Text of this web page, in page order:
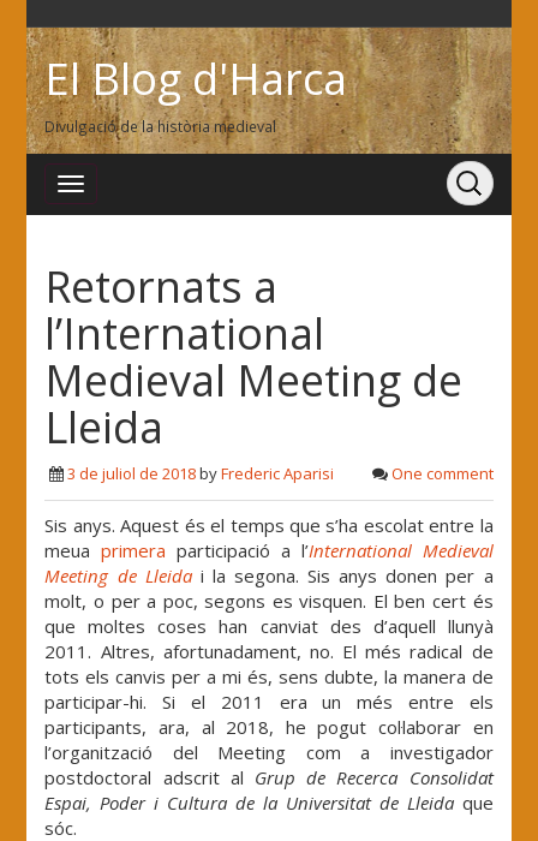
El Blog d'Harca
Divulgació de la història medieval
Retornats a
l’International
Medieval Meeting de
Lleida
3 de juliol de 2018byFrederic Aparisi One comment
Sis anys. Aquest és el temps que s’ha escolat entre la
meuaprimera participació a l’International Medieval
Meeting de Lleidai la segona. Sis anys donen per a
molt, o per a poc, segons es visquen. El ben cert és
que moltes coses han canviat des d’aquell llunyà
2011. Altres, afortunadament, no. El més radical de
tots els canvis per a mi és, sens dubte, la manera de
participar-hi. Si el 2011 era un més entre els
participants, ara, al 2018, he pogut col·laborar en
l’organització del Meeting com a investigador
postdoctoral adscrit al Grup de Recerca Consolidat
Espai, Poder i Cultura de la Universitat de Lleidaque
sóc.